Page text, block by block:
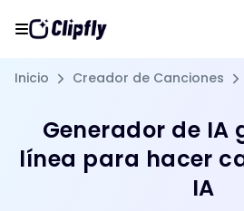
Inicio Creador de Canciones
Generador de IA
línea para hacer
IA